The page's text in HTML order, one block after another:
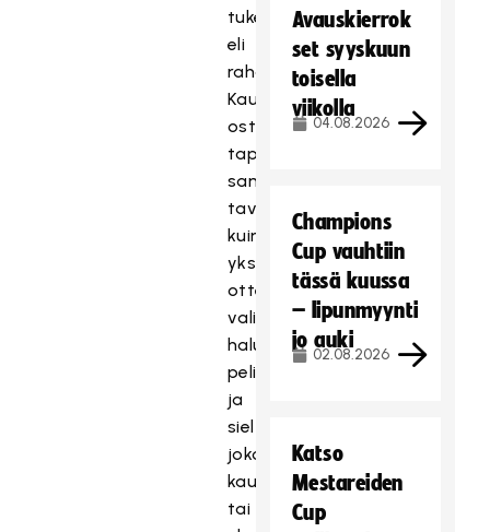
tukensa
eli
rahat.
Kausikortin
ostaminen
tapahtuu
samalla
tavalla
kuin
yksittäisen
ottelun:
valitse
haluttu
peli
ja
sieltä
joko
kausikortti
tai
Avauskierrok
set syyskuun
toisella
viikolla
04.08.2026
Champions
Cup vauhtiin
tässä kuussa
– lipunmyynti
jo auki
02.08.2026
Katso
Mestareiden
Cup